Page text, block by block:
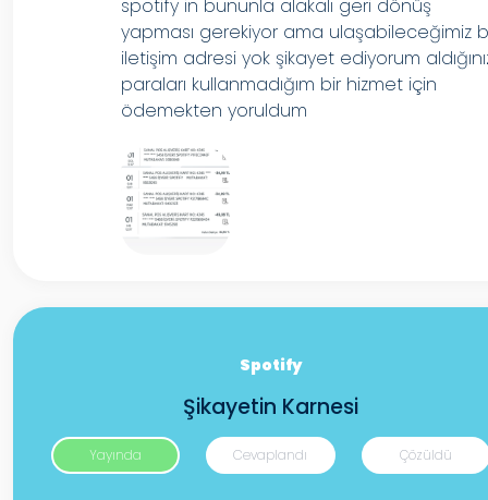
spotify in bununla alakalı geri dönüş
yapması gerekiyor ama ulaşabileceğimiz
iletişim adresi yok şikayet ediyorum
paraları kullanmadığım bir hizmet için
ödemekten yoruldum
Spotify
Şikayetin Karnesi
Yayında Cevaplandı Çözüldü